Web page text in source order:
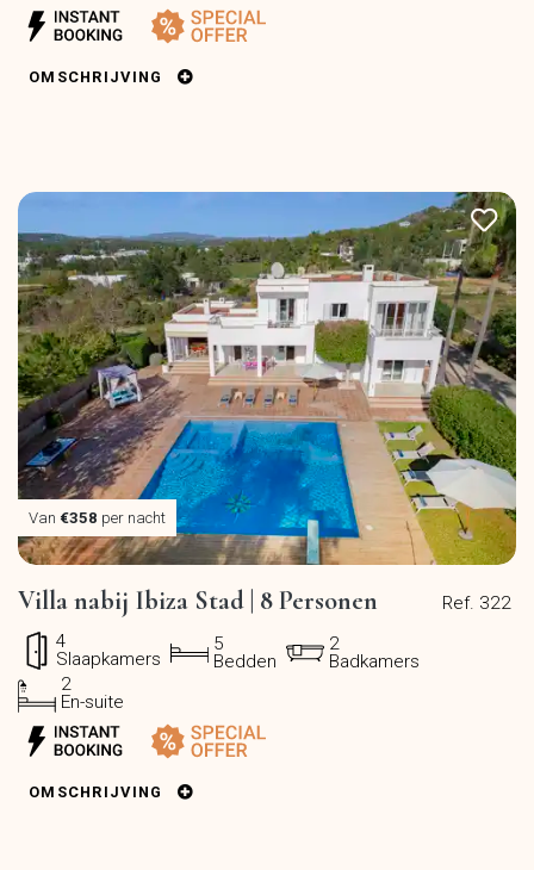
OMSCHRIJVING
Van €358 per nacht
Ref. 322
Villa nabij Ibiza Stad | 8 Personen
4
Slaapkamers
5
Bedden
2
Badkamers
2
En-suite
OMSCHRIJVING